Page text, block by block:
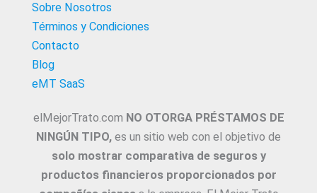
Sobre Nosotros
Términos y Condiciones
Contacto
Blog
eMT SaaS
elMejorTrato.com NO OTORGA PRÉSTAMOS DE
NINGÚN TIPO, es un sitio web con el objetivo de
solo mostrar comparativa de seguros y
productos financieros proporcionados por